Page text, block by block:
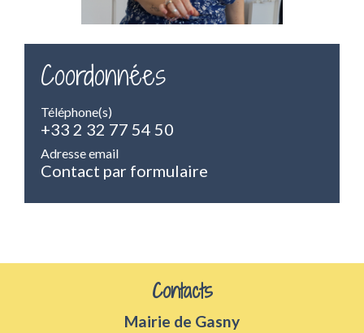
Coordonnées
Téléphone(s)
+33 2 32 77 54 50
Adresse email
Contact par formulaire
Contacts
Mairie de Gasny